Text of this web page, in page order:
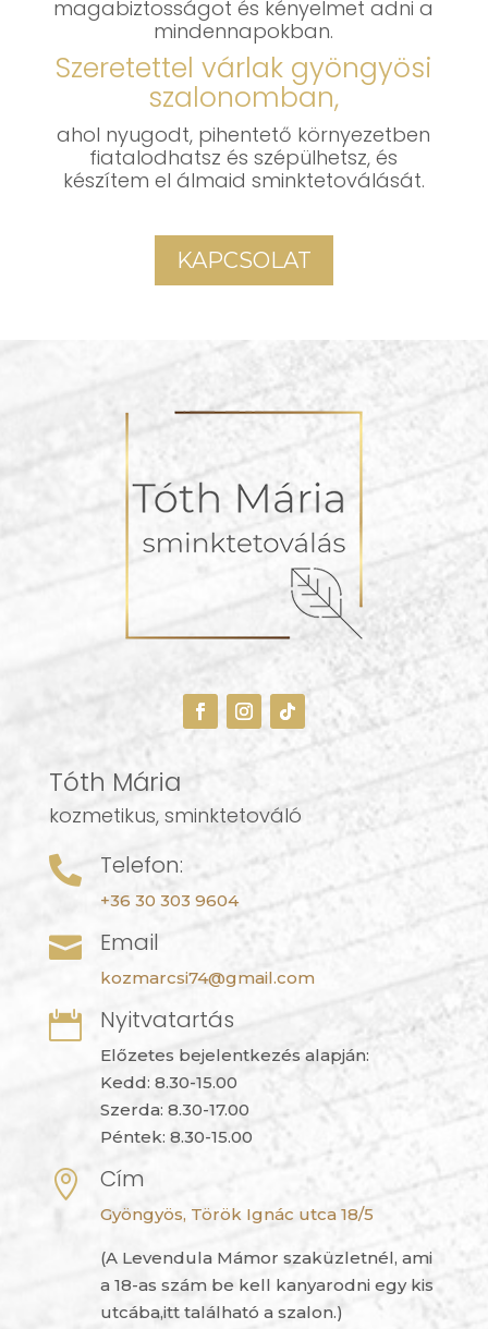
magabiztosságot és kényelmet adni a
mindennapokban.
Szeretettel várlak gyöngyösi
szalonomban,
ahol nyugodt, pihentető környezetben
fiatalodhatsz és szépülhetsz, és
készítem el álmaid sminktetoválását.
KAPCSOLAT
Tóth Mária
kozmetikus, sminktetováló
 Telefon:
+36 30 303 9604
 Email
kozmarcsi74@gmail.com
 Nyitvatartás
Előzetes bejelentkezés alapján:
Kedd: 8.30-15.00
Szerda: 8.30-17.00
Péntek: 8.30-15.00
 Cím
Gyöngyös, Török Ignác utca 18/5
(A Levendula Mámor szaküzletnél, ami
a 18-as szám be kell kanyarodni egy kis
utcába,itt található a szalon.)